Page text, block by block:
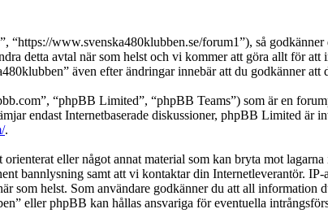
“https://www.svenska480klubben.se/forum1”), så
detta avtal när som helst och vi kommer att göra allt för
även efter ändringar innebär att du godkänner
“phpBB Limited”, “phpBB Teams”) som är en
endast Internetbaserade diskussioner, phpBB Limited är
.
eller något annat material som kan bryta mot
bannlysning samt att vi kontaktar din Internetleverantör.
som helst. Som användare godkänner du att all information
eller phpBB kan hållas ansvariga för eventuella